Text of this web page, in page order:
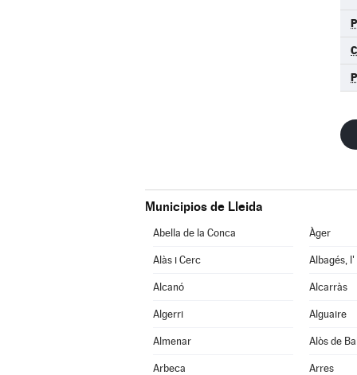
Municipios de Lleida
Abella de la Conca Àger
Alàs i Cerc Albagés, l'
Alcanó Alcarràs
Algerri Alguaire
Almenar Alòs de
Arbeca Arres